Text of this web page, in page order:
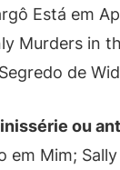
Está em
Murders in
de
ou
em Mim;